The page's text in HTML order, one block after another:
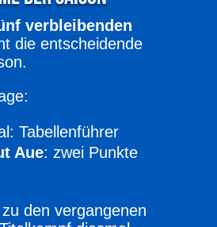
verbleibenden
die entscheidende
Tabellenführer
Aue: zwei Punkte
den vergangenen